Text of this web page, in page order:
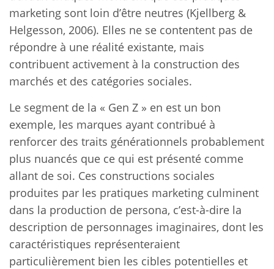
marketing sont loin d’être neutres (Kjellberg &
Helgesson, 2006). Elles ne se contentent pas de
répondre à une réalité existante, mais
contribuent activement à la construction des
marchés et des catégories sociales.
Le segment de la « Gen Z » en est un bon
exemple, les marques ayant contribué à
renforcer des traits générationnels probablement
plus nuancés que ce qui est présenté comme
allant de soi. Ces constructions sociales
produites par les pratiques marketing culminent
dans la production de persona, c’est-à-dire la
description de personnages imaginaires, dont les
caractéristiques représenteraient
particulièrement bien les cibles potentielles et